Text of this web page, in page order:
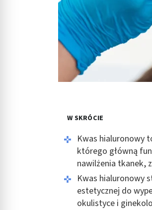
W SKRÓCIE
Kwas hialuronowy
którego główną
nawilżenia tkanek,
Kwas hialuronowy
estetycznej do
okulistyce i